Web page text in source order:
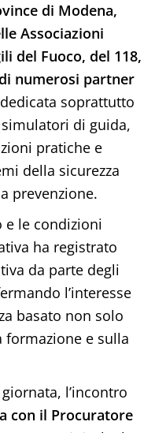
di Modena,
Associazioni
del Fuoco, del 118,
numerosi partner
soprattutto
di guida,
pratiche e
della sicurezza
prevenzione.
le condizioni
ha registrato
da parte degli
l’interesse
basato non solo
e sulla
l’incontro
con il Procuratore